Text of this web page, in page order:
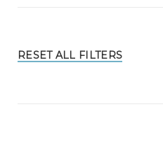
RESET ALL FILTERS